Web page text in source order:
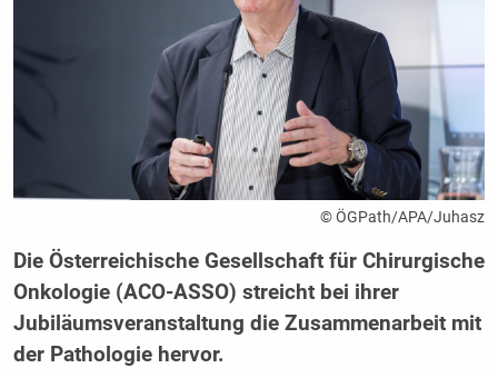
© ÖGPath/APA/Juhasz
Die Österreichische Gesellschaft für Chirurgische
Onkologie (ACO-ASSO) streicht bei ihrer
Jubiläumsveranstaltung die Zusammenarbeit mit
der Pathologie hervor.